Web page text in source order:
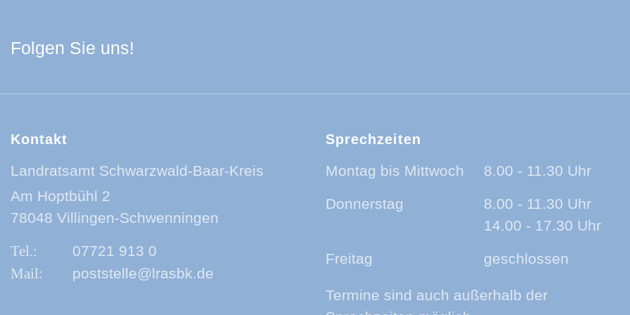
Folgen Sie uns!
Kontakt
Landratsamt Schwarzwald-Baar-Kreis
Am Hoptbühl 2
78048 Villingen-Schwenningen
07721 913 0
poststelle@lrasbk.de
Sprechzeiten
Montag bis Mittwoch 8.00 - 11.30 Uhr
Donnerstag
8.00 - 11.30 Uhr
14.00 - 17.30 Uhr
Freitag geschlossen
Termine sind auch außerhalb der